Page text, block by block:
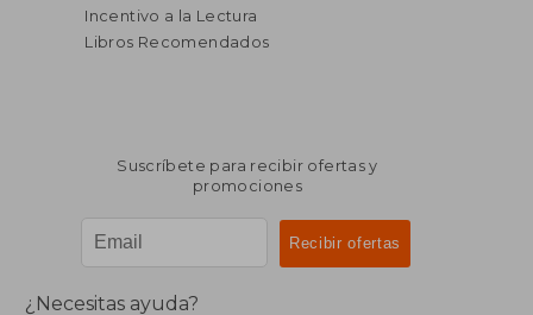
Incentivo a la Lectura
Libros Recomendados
Suscríbete para recibir ofertas y
promociones
¿Necesitas ayuda?